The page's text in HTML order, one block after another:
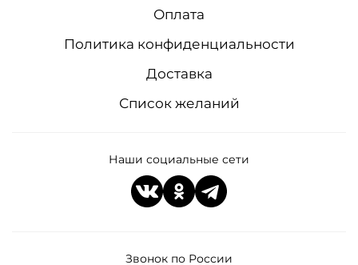
Звонок по России
Оплата
Политика конфиденциальности
Доставка
Список желаний
Наши социальные сети